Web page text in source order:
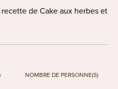
de Cake aux herbes et
NOMBRE DE PERSONNE(S)